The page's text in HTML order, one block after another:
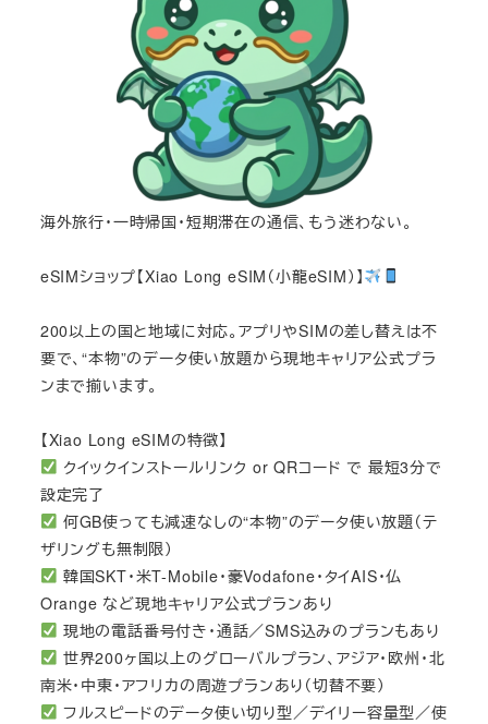
海外旅行・一時帰国・短期滞在の通信、もう迷わない。
eSIMショップ【Xiao Long eSIM（小龍eSIM）】
200以上の国と地域に対応。アプリやSIMの差し替えは不
要で、“本物”のデータ使い放題から現地キャリア公式プラ
ンまで揃います。
【Xiao Long eSIMの特徴】
クイックインストールリンク or QRコード で 最短3分で
設定完了
何GB使っても減速なしの“本物”のデータ使い放題（テ
ザリングも無制限）
韓国SKT・米T-Mobile・豪Vodafone・タイAIS・仏
Orange など現地キャリア公式プランあり
現地の電話番号付き・通話／SMS込みのプランもあり
世界200ヶ国以上のグローバルプラン、アジア・欧州・北
南米・中東・アフリカの周遊プランあり（切替不要）
フルスピードのデータ使い切り型／デイリー容量型／使